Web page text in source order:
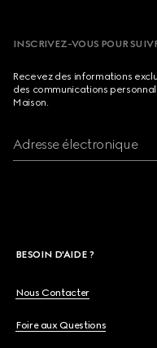
INSCRIVEZ-VOUS POUR
Recevez des informations
des communications
Maison.
Adresse électronique
BESOIN D'AIDE ?
Nous Contacter
Foire aux Questions